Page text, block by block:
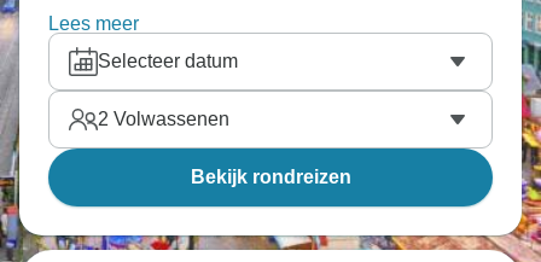
maand om te gaan is September, dan vertrekken de
meeste reizen.
Lees meer
Selecteer datum
2 Volwassenen
Bekijk rondreizen